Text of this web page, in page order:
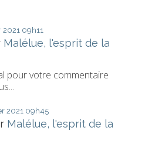
2021 09h11
Malélue, l'esprit de la
pour votre commentaire
2021 09h45
Malélue, l'esprit de la